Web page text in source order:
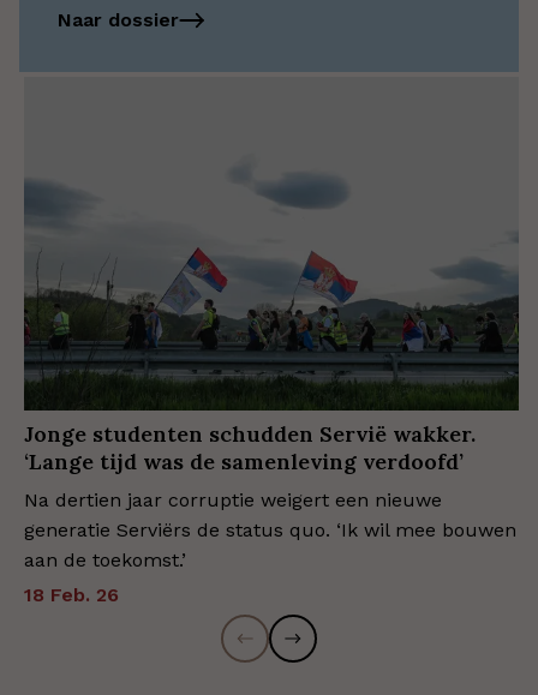
Naar dossier
Jonge studenten schudden Servië wakker.
‘Lange tijd was de samenleving verdoofd’
Na dertien jaar corruptie weigert een nieuwe
generatie Serviërs de status quo. ‘Ik wil mee bouwen
aan de toekomst.’
18 Feb. 26